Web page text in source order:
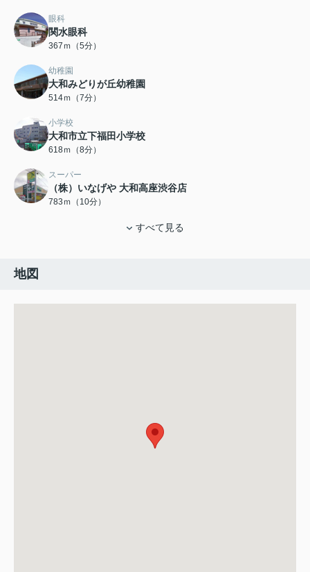
眼科
関水眼科
367ｍ（5分）
幼稚園
大和みどりが丘幼稚園
514ｍ（7分）
小学校
大和市立下福田小学校
618ｍ（8分）
スーパー
（株）いなげや 大和高座渋谷店
783ｍ（10分）
すべて見る
地図